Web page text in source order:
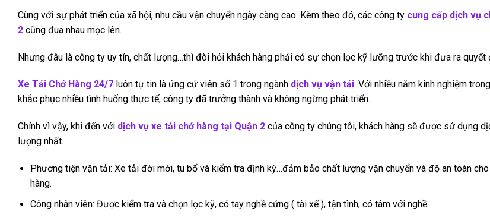
Cùng với sự phát triển của xã hội, nhu cầu vận chuyển ngày càng cao. Kèm theo đó, các công ty cung cấp dịch vụ
2 cũng đua nhau mọc lên.
Nhưng đâu là công ty uy tín, chất lượng…thì đòi hỏi khách hàng phải có sự chọn lọc kỹ lưỡng trước khi đưa ra quyết
Xe Tải Chở Hàng 24/7 luôn tự tin là ứng cử viên số 1 trong ngành dịch vụ vận tải. Với nhiều năm kinh nghiệm
khắc phục nhiều tình huống thực tế, công ty đã trưởng thành và không ngừng phát triển.
Chính vì vậy, khi đến với dịch vụ xe tải chở hàng tại Quận 2 của công ty chúng tôi, khách hàng sẽ được sử dụng
lượng nhất.
Phương tiện vận tải: Xe tải đời mới, tu bổ và kiểm tra định kỳ…đảm bảo chất lượng vận chuyển và độ an toàn cho
hàng.
Công nhân viên: Được kiểm tra và chọn lọc kỹ, có tay nghề cứng ( tài xế ), tận tình, có tâm với nghề.